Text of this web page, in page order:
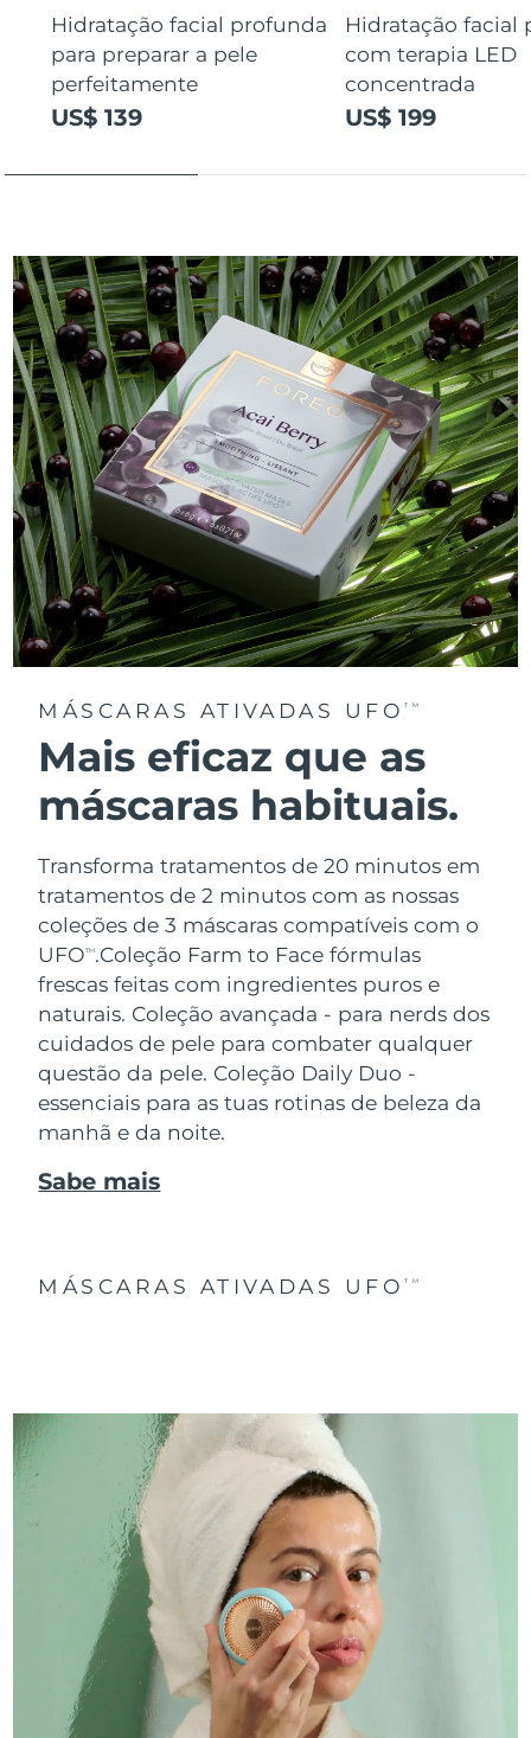
Hidratação facial profunda
para preparar a pele
perfeitamente
US$ 139
Hidratação facial
com terapia LED
concentrada
US$ 199
MÁSCARAS ATIVADAS UFOTM
Mais eficaz que as
máscaras habituais.
Transforma tratamentos de 20 minutos em
tratamentos de 2 minutos com as nossas
coleções de 3 máscaras compatíveis com o
UFOTM.Coleção Farm to Face fórmulas
frescas feitas com ingredientes puros e
naturais. Coleção avançada - para nerds dos
cuidados de pele para combater qualquer
questão da pele. Coleção Daily Duo -
essenciais para as tuas rotinas de beleza da
manhã e da noite.
Sabe mais
MÁSCARAS ATIVADAS UFOTM